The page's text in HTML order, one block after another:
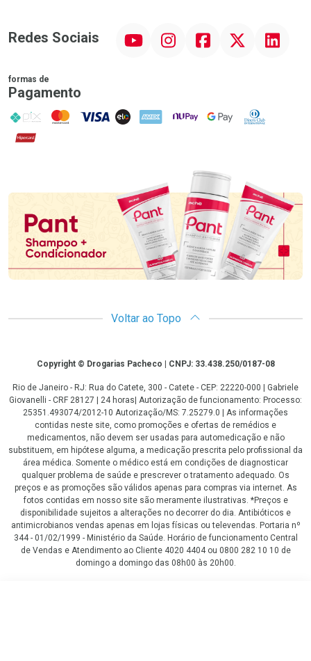
Redes Sociais InstagramFacebook Linkedin
formas de
Pagamento
PIX MasterCard
VISA ELO AMEX NuPay Google PayDiners Club
Hipercard
Promoção em Destaque
Voltar ao Topo
CopyrightCopyright © Drogarias Pacheco | CNPJ: 33.438.250/0187-08
Rio de Janeiro - RJ: Rua do Catete, 300 - Catete - CEP: 22220-000 | Gabriele
Giovanelli - CRF 28127 | 24 horas| Autorização de funcionamento: Processo:
25351.493074/2012-10 Autorização/MS: 7.25279.0 | As informações
contidas neste site, como promoções e ofertas de remédios e
medicamentos, não devem ser usadas para automedicação e não
substituem, em hipótese alguma, a medicação prescrita pelo profissional da
área médica. Somente o médico está em condições de diagnosticar
qualquer problema de saúde e prescrever o tratamento adequado. Os
preços e as promoções são válidos apenas para compras via internet. As
fotos contidas em nosso site são meramente ilustrativas. *Preços e
disponibilidade sujeitos a alterações no decorrer do dia. Antibióticos e
antimicrobianos vendas apenas em lojas físicas ou televendas. Portaria nº
344 - 01/02/1999 - Ministério da Saúde. Horário de funcionamento Central
de Vendas e Atendimento ao Cliente 4020 4404 ou 0800 282 10 10 de
domingo a domingo das 08h00 às 20h00.